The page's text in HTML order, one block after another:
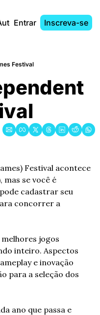
Entrar Inscreva-se
Festival
Festival acontece
mas se você é
concorrer a
melhores jogos
inteiro. Aspectos
e inovação
para a seleção dos
ano que passa e